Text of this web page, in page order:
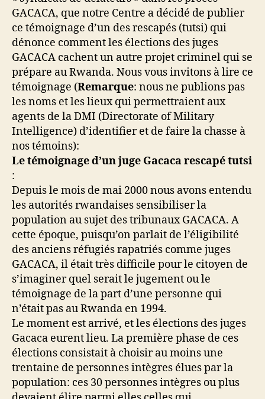
GACACA, que notre Centre a décidé de publier
ce témoignage d’un des rescapés (tutsi) qui
dénonce comment les élections des juges
GACACA cachent un autre projet criminel qui se
prépare au Rwanda. Nous vous invitons à lire ce
témoignage (Remarque: nous ne publions pas
les noms et les lieux qui permettraient aux
agents de la DMI (Directorate of Military
Intelligence) d’identifier et de faire la chasse à
nos témoins):
Le témoignage d’un juge Gacaca rescapé tutsi
:
Depuis le mois de mai 2000 nous avons entendu
les autorités rwandaises sensibiliser la
population au sujet des tribunaux GACACA. A
cette époque, puisqu’on parlait de l’éligibilité
des anciens réfugiés rapatriés comme juges
GACACA, il était très difficile pour le citoyen de
s’imaginer quel serait le jugement ou le
témoignage de la part d’une personne qui
n’était pas au Rwanda en 1994.
Le moment est arrivé, et les élections des juges
Gacaca eurent lieu. La première phase de ces
élections consistait à choisir au moins une
trentaine de personnes intègres élues par la
population: ces 30 personnes intègres ou plus